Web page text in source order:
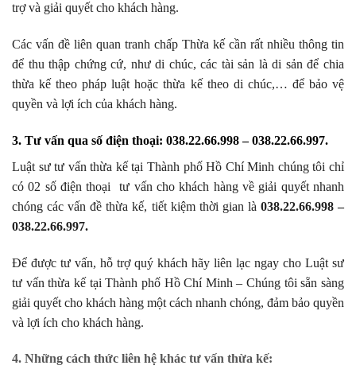
trợ và giải quyết cho khách hàng.
Các vấn đề liên quan tranh chấp Thừa kế cần rất nhiều thông tin
để thu thập chứng cứ, như di chúc, các tài sản là di sản để chia
thừa kế theo pháp luật hoặc thừa kế theo di chúc,… để bảo vệ
quyền và lợi ích của khách hàng.
3. Tư vấn qua số điện thoại: 038.22.66.998 – 038.22.66.997.
Luật sư tư vấn thừa kế tại Thành phố Hồ Chí Minh chúng tôi chỉ
có 02 số điện thoại tư vấn cho khách hàng về giải quyết nhanh
chóng các vấn đề thừa kế, tiết kiệm thời gian là 038.22.66.998 –
038.22.66.997.
Để được tư vấn, hỗ trợ quý khách hãy liên lạc ngay cho Luật sư
tư vấn thừa kế tại Thành phố Hồ Chí Minh – Chúng tôi sẵn sàng
giải quyết cho khách hàng một cách nhanh chóng, đảm bảo quyền
và lợi ích cho khách hàng.
4. Những cách thức liên hệ khác tư vấn thừa kế: